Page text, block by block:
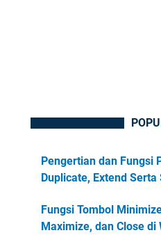
Pengertian dan Fungsi
Duplicate, Extend
Fungsi Tombol
Maximize, dan Close di